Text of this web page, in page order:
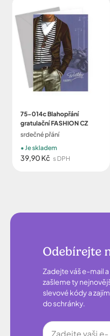
75-014c Blahopřání
gratulační FASHION CZ
srdečné přání
39,90 Kč s DPH
Je skladem
Odebírejte
Zadejte váš e-mail
zašleme ty
slevové kódy a
do schránky.